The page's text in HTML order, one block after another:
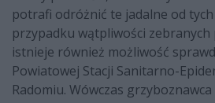
potrafi odróżnić te jadalne od
przypadku wątpliwości
istnieje również możliwość
Powiatowej Stacji Sanitarno-
Radomiu. Wówczas